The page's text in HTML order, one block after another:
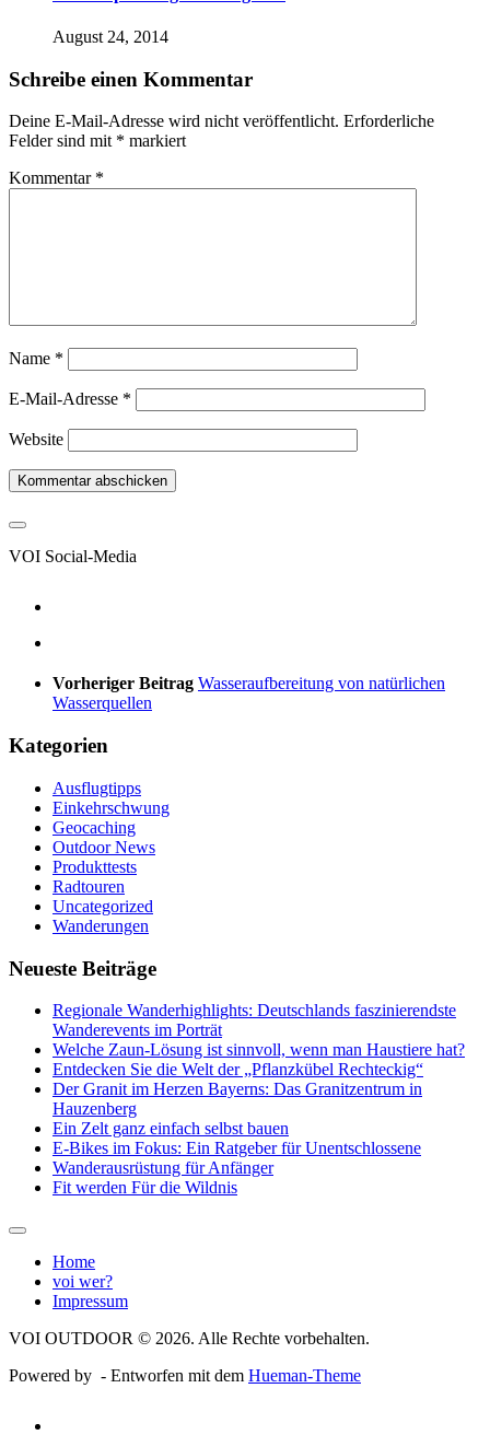
August 24, 2014
Schreibe einen Kommentar
Deine E-Mail-Adresse wird nicht veröffentlicht. Erforderliche
Felder sind mit * markiert
Kommentar *
Name *
E-Mail-Adresse *
Website
VOI Social-Media
Vorheriger Beitrag Wasseraufbereitung von natürlichen
Wasserquellen
Kategorien
Ausflugtipps
Einkehrschwung
Geocaching
Outdoor News
Produkttests
Radtouren
Uncategorized
Wanderungen
Neueste Beiträge
Regionale Wanderhighlights: Deutschlands faszinierendste
Wanderevents im Porträt
Welche Zaun-Lösung ist sinnvoll, wenn man Haustiere hat?
Entdecken Sie die Welt der „Pflanzkübel Rechteckig“
Der Granit im Herzen Bayerns: Das Granitzentrum in
Hauzenberg
Ein Zelt ganz einfach selbst bauen
E-Bikes im Fokus: Ein Ratgeber für Unentschlossene
Wanderausrüstung für Anfänger
Fit werden Für die Wildnis
Home
voi wer?
Impressum
VOI OUTDOOR © 2026. Alle Rechte vorbehalten.
Powered by - Entworfen mit dem Hueman-Theme